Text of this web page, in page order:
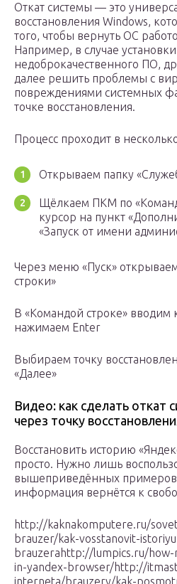
Откат системы — это
восстановления Windows,
того, чтобы вернуть ОС
Например, в случае установки
недоброкачественного ПО,
далее решить проблемы с
повреждениями системных
точке восстановления.
Процесс проходит в
Открываем папку
Щёлкаем ПКМ по
курсор на пункт
«Запуск от имени
Через меню «Пуск»
строки»
В «Командой строке» вводим
нажимаем Enter
Выбираем точку
«Далее»
Видео: как сделать откат
через точку
Восстановить историю
просто. Нужно лишь
вышеприведённых примеров
информация вернётся к
http://kaknakomputere.ru/
brauzer/kak-vosstanovit-
brauzerahttp://lumpics.ru/
in-yandex-browser/http://
interneta/brauzery/kak-